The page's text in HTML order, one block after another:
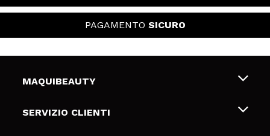
PAGAMENTO SICURO
MAQUIBEAUTY
Chi siamo
SERVIZIO CLIENTI